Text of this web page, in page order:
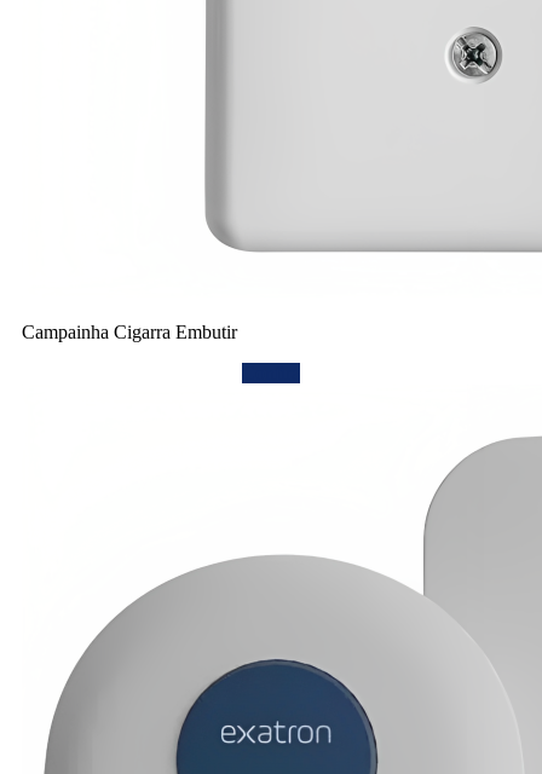
Campainha Cigarra Embutir